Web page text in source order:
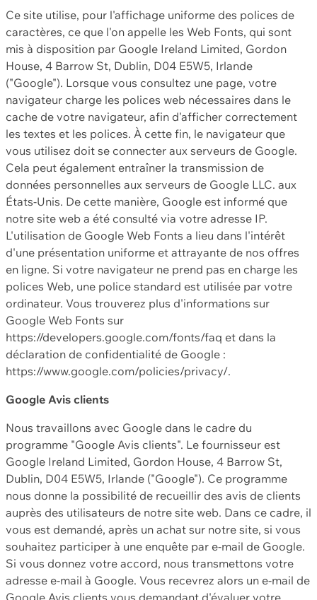
Ce site utilise, pour l'affichage uniforme des polices de
caractères, ce que l'on appelle les Web Fonts, qui sont
mis à disposition par Google Ireland Limited, Gordon
House, 4 Barrow St, Dublin, D04 E5W5, Irlande
("Google"). Lorsque vous consultez une page, votre
navigateur charge les polices web nécessaires dans le
cache de votre navigateur, afin d'afficher correctement
les textes et les polices. À cette fin, le navigateur que
vous utilisez doit se connecter aux serveurs de Google.
Cela peut également entraîner la transmission de
données personnelles aux serveurs de Google LLC. aux
États-Unis. De cette manière, Google est informé que
notre site web a été consulté via votre adresse IP.
L'utilisation de Google Web Fonts a lieu dans l'intérêt
d'une présentation uniforme et attrayante de nos offres
en ligne. Si votre navigateur ne prend pas en charge les
polices Web, une police standard est utilisée par votre
ordinateur. Vous trouverez plus d'informations sur
Google Web Fonts sur
https://developers.google.com/fonts/faq et dans la
déclaration de confidentialité de Google :
https://www.google.com/policies/privacy/.
Google Avis clients
Nous travaillons avec Google dans le cadre du
programme "Google Avis clients". Le fournisseur est
Google Ireland Limited, Gordon House, 4 Barrow St,
Dublin, D04 E5W5, Irlande ("Google"). Ce programme
nous donne la possibilité de recueillir des avis de clients
auprès des utilisateurs de notre site web. Dans ce cadre, il
vous est demandé, après un achat sur notre site, si vous
souhaitez participer à une enquête par e-mail de Google.
Si vous donnez votre accord, nous transmettons votre
adresse e-mail à Google. Vous recevrez alors un e-mail de